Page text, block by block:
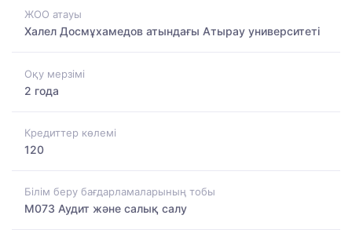
ЖОО атауы
Халел Досмұхамедов атындағы Атырау университеті
Оқу мерзімі
2 года
Кредиттер көлемі
120
Білім беру бағдарламаларының тобы
M073 Аудит және салық салу